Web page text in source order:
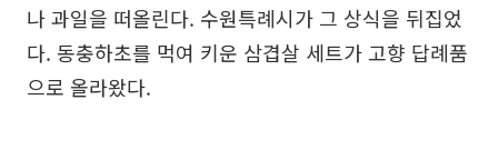
나 과일을 떠올린다. 수원특례시가 그 상식을 뒤집었
다. 동충하초를 먹여 키운 삼겹살 세트가 고향 답례품
으로 올라왔다.